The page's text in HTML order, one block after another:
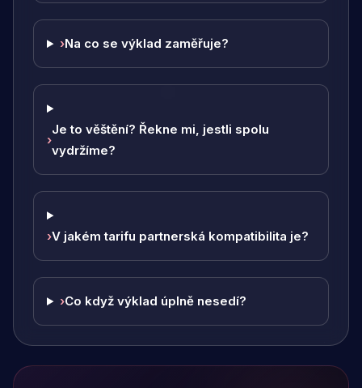
›Na co se výklad zaměřuje?
›
Je to věštění? Řekne mi, jestli spolu
vydržíme?
›V jakém tarifu partnerská kompatibilita je?
›Co když výklad úplně nesedí?